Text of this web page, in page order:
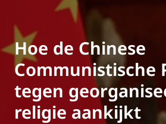
Hoe de Chinese
Communistische
tegen
religie aankijkt